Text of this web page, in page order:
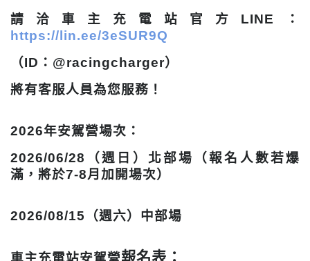
請洽車主充電站官方LINE：
https://lin.ee/3eSUR9Q
（ID：@racingcharger）
將有客服人員為您服務！
2026年安駕營場次：
2026/06/28（週日）北部場（報名人數若爆
滿，將於7-8月加開場次）
2026/08/15（週六）中部場
車主充電站安駕營報名表：